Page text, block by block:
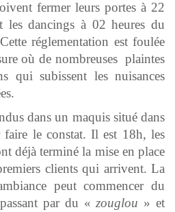
fermer leurs portes à 22
dancings à 02 heures du
réglementation est foulée
où de nombreuses plaintes
qui subissent les nuisances
dans un maquis situé dans
le constat. Il est 18h, les
déjà terminé la mise en place
clients qui arrivent. La
peut commencer du
par du «zouglou » et